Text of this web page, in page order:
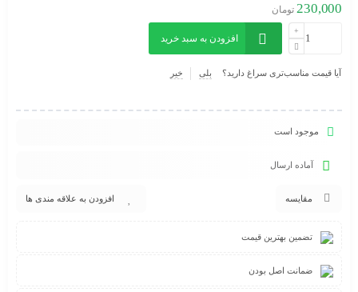
230,000 تومان
افزودن به سبد خرید
آیا قیمت مناسب‌تری سراغ دارید؟ بلی خیر
موجود است
آماده ارسال
مقایسه افزودن به علاقه مندی ها
تضمین بهترین قیمت
ضمانت اصل بودن